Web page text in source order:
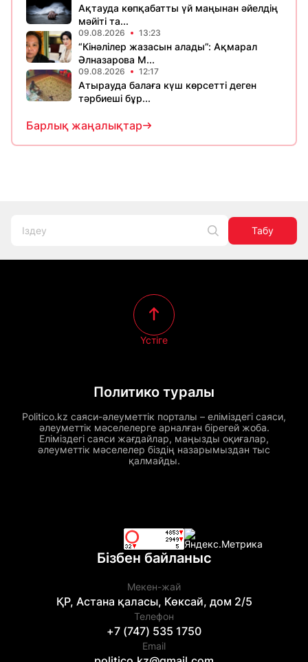
Ақтауда көпқабатты үй маңынан әйелдің
мәйіті та...
09.08.2026 13:23
“Кінәлілер жазасын алады”: Ақмарал
Әлназарова М...
09.08.2026 12:17
Атырауда балаға күш көрсетті деген
тәрбиеші бұр...
Барлық жаңалықтар
Табу
Политико туралы
Politico.kz саяси-әлеуметтік порталы – еліміздегі саяси,
әлеуметтік мәселелерге арналған бірегей жоба.
Еліміздегі саяси жағдайлар, маңызды оқиғалар,
әлеуметтік мәселелер біздің назарымыздан тыс
қалмайды.
Үстіге
Бізбен байланыс
Мекен-жай
ҚР, Астана қаласы, Көксай, дом 2/5
Телефон
+7 (747) 535 1750
Email